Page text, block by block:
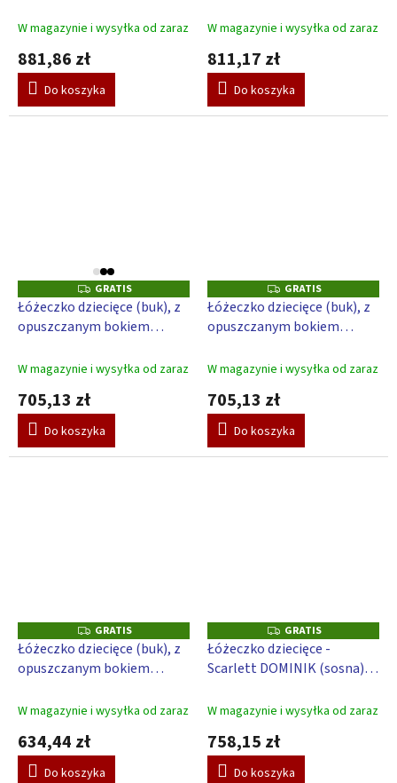
60 cm - naturalny
W magazynie i wysyłka od zaraz
881,86 zł
Do koszyka
70 cm
W magazynie i wysyłka od zaraz
811,17 zł
Do koszyka
G
R
A
T
GRATIS
Łóżeczko dziecięce (buk), z
opuszczanym bokiem
140 x 70 cm
W magazynie i wysyłka od zaraz
705,13 zł
Do koszyka
G
R
A
T
GRATIS
Łóżeczko dziecięce (buk), z
opuszczanym bokiem
60 cm
W magazynie i wysyłka od zaraz
705,13 zł
Do koszyka
G
R
A
T
GRATIS
Łóżeczko dziecięce (buk), z
opuszczanym bokiem
60 cm
W magazynie i wysyłka od zaraz
634,44 zł
Do koszyka
G
R
A
T
GRATIS
Łóżeczko dziecięce -
Scarlett DOMINIK (sosna), z
140 x 70 cm
W magazynie i wysyłka od zaraz
758,15 zł
Do koszyka